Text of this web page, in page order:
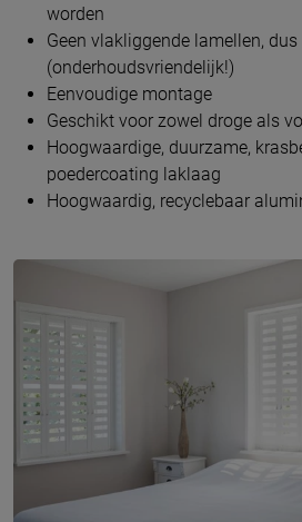
worden
Geen vlakliggende lamellen,
(onderhoudsvriendelijk!)
Eenvoudige montage
Geschikt voor zowel droge als
Hoogwaardige, duurzame,
poedercoating laklaag
Hoogwaardig, recyclebaar